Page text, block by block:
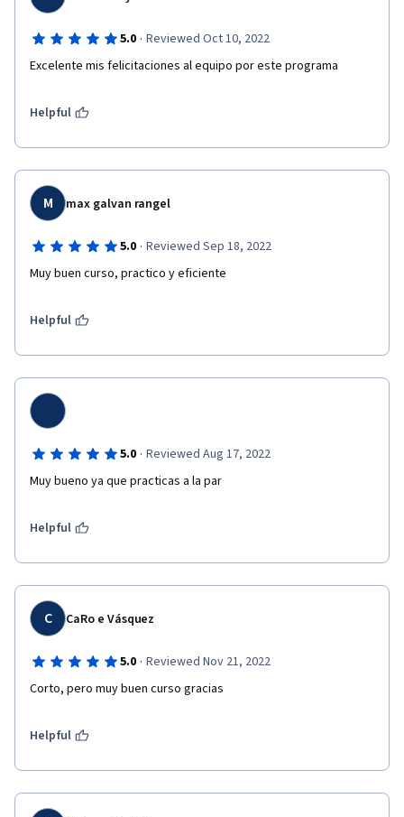
5.0 · Reviewed Oct 10, 2022
Excelente mis felicitaciones al equipo por este programa
Helpful
M max galvan rangel
5.0 · Reviewed Sep 18, 2022
Muy buen curso, practico y eficiente
Helpful
5.0 · Reviewed Aug 17, 2022
Muy bueno ya que practicas a la par
Helpful
C CaRo e Vásquez
5.0 · Reviewed Nov 21, 2022
Corto, pero muy buen curso gracias
Helpful